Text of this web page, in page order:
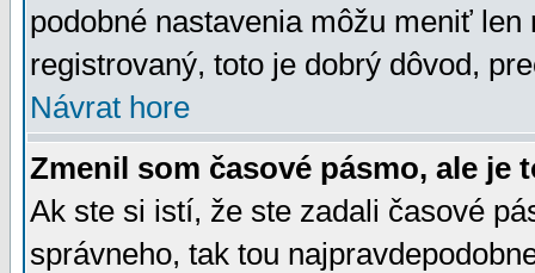
podobné nastavenia môžu meniť
registrovaný, toto je dobrý dôvod,
Návrat hore
Zmenil som časové pásmo, ale je
Ak ste si istí, že ste zadali časové
správneho, tak tou